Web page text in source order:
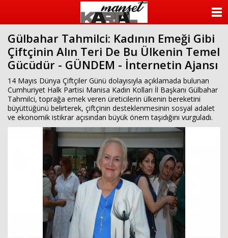
Gülbahar Tahmilci: Kadının Emeği Gibi
Çiftçinin Alın Teri De Bu Ülkenin Temel
Gücüdür - GÜNDEM - İnternetin Ajansı
14 Mayıs Dünya Çiftçiler Günü dolayısıyla açıklamada bulunan
Cumhuriyet Halk Partisi Manisa Kadın Kolları İl Başkanı Gülbahar
Tahmilci, toprağa emek veren üreticilerin ülkenin bereketini
büyüttüğünü belirterek, çiftçinin desteklenmesinin sosyal adalet
ve ekonomik istikrar açısından büyük önem taşıdığını vurguladı.
KATEGORİLER
YAZARLAR
ANKETLER
FOTO GALERİ
KÜNYE
İLETİŞİM